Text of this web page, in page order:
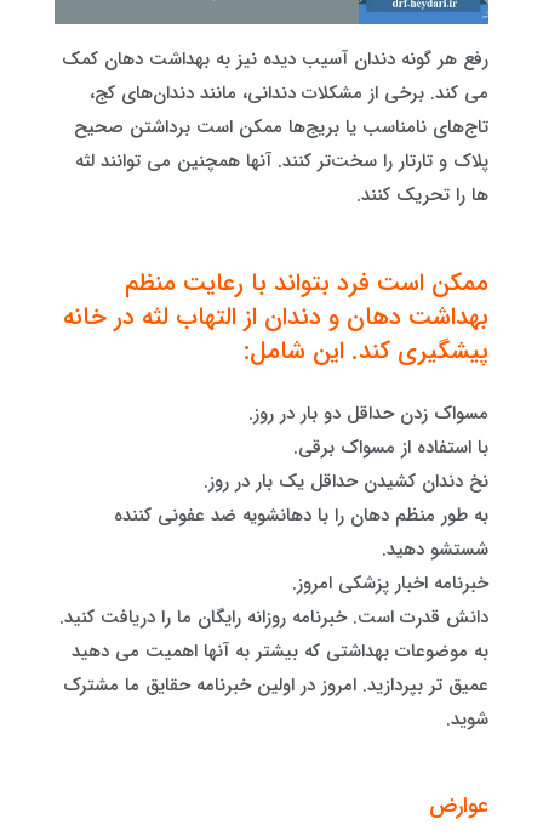
رفع هر گونه دندان آسیب دیده نیز به بهداشت دهان کمک
می کند. برخی از مشکلات دندانی، مانند دندان‌های کج،
تاج‌های نامناسب یا بریج‌ها ممکن است برداشتن صحیح
پلاک و تارتار را سخت‌تر کنند. آنها همچنین می توانند لثه
ها را تحریک کنند.
ممکن است فرد بتواند با رعایت منظم
بهداشت دهان و دندان از التهاب لثه در خانه
پیشگیری کند. این شامل:
مسواک زدن حداقل دو بار در روز.
با استفاده از مسواک برقی.
نخ دندان کشیدن حداقل یک بار در روز.
به طور منظم دهان را با دهانشویه ضد عفونی کننده
شستشو دهید.
خبرنامه اخبار پزشکی امروز.
دانش قدرت است. خبرنامه روزانه رایگان ما را دریافت کنید.
به موضوعات بهداشتی که بیشتر به آنها اهمیت می دهید
عمیق تر بپردازید. امروز در اولین خبرنامه حقایق ما مشترک
شوید.
عوارض